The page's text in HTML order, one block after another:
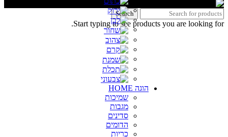
הוגה HOME
שמיכות
מגבות
סדינים
הדומים
כריות
Search
Start typing to see products you are looking for.